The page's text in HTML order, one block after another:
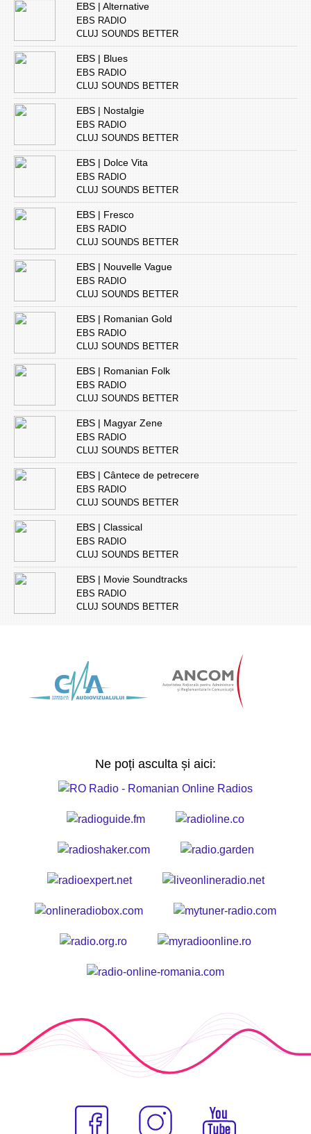
EBS | Alternative
EBS RADIO
CLUJ SOUNDS BETTER
EBS | Blues
EBS RADIO
CLUJ SOUNDS BETTER
EBS | Nostalgie
EBS RADIO
CLUJ SOUNDS BETTER
EBS | Dolce Vita
EBS RADIO
CLUJ SOUNDS BETTER
EBS | Fresco
EBS RADIO
CLUJ SOUNDS BETTER
EBS | Nouvelle Vague
EBS RADIO
CLUJ SOUNDS BETTER
EBS | Romanian Gold
EBS RADIO
CLUJ SOUNDS BETTER
EBS | Romanian Folk
EBS RADIO
CLUJ SOUNDS BETTER
EBS | Magyar Zene
EBS RADIO
CLUJ SOUNDS BETTER
EBS | Cântece de petrecere
EBS RADIO
CLUJ SOUNDS BETTER
EBS | Classical
EBS RADIO
CLUJ SOUNDS BETTER
EBS | Movie Soundtracks
EBS RADIO
CLUJ SOUNDS BETTER
Ne poți asculta și aici: